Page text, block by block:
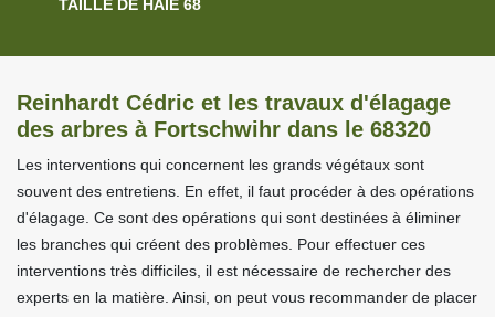
TAILLE DE HAIE 68
Reinhardt Cédric et les travaux d'élagage
des arbres à Fortschwihr dans le 68320
Les interventions qui concernent les grands végétaux sont
souvent des entretiens. En effet, il faut procéder à des opérations
d'élagage. Ce sont des opérations qui sont destinées à éliminer
les branches qui créent des problèmes. Pour effectuer ces
interventions très difficiles, il est nécessaire de rechercher des
experts en la matière. Ainsi, on peut vous recommander de placer